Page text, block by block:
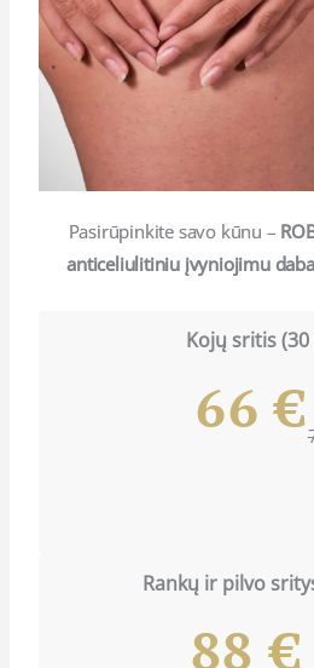
Pasirūpinkite savo kūnu –
anticeliulitiniu įvyniojimu
Kojų sritis
66 €
Rankų ir pilvo
88 €